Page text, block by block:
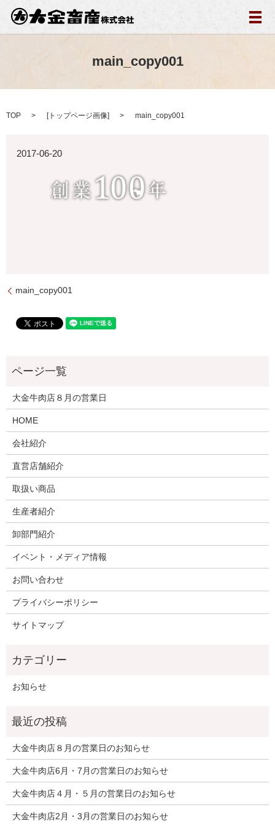
メ
main_copy001
TOP [トップページ画像] main_copy001
2017-06-20
main_copy001
大金牛肉店８月の営業日
HOME
会社紹介
直営店舗紹介
取扱い商品
生産者紹介
卸部門紹介
イベント・メディア情報
お問い合わせ
プライバシーポリシー
サイトマップ
お知らせ
大金牛肉店８月の営業日のお知らせ
大金牛肉店6月・7月の営業日のお知らせ
大金牛肉店４月・５月の営業日のお知らせ
大金牛肉店2月・3月の営業日のお知らせ